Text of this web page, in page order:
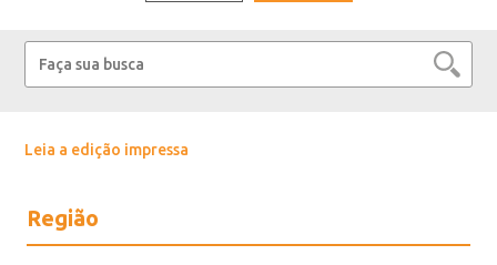
Leia a edição impressa
Região